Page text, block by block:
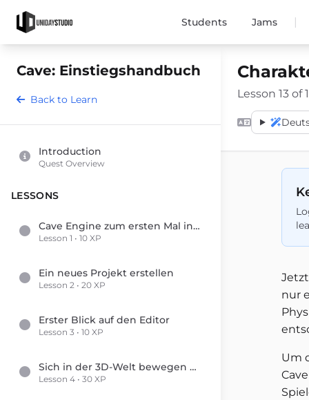
Students Jams |
Cave: Einstiegshandbuch
Back to Learn
Introduction
Quest Overview
LESSONS
Cave Engine zum ersten Mal installieren und starten
Lesson 1 • 10 XP
Ein neues Projekt erstellen
Lesson 2 • 20 XP
Erster Blick auf den Editor
Lesson 3 • 10 XP
Sich in der 3D-Welt bewegen und die Welt bearbeiten
Lesson 4 • 30 XP
Lesson 13 of
nur
Um